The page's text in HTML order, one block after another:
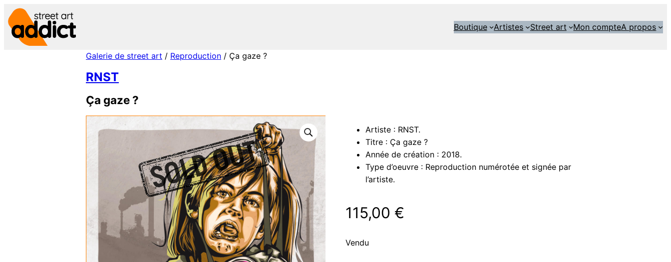
Aller
au
contenu
Boutique Artistes Street art Mon compteA propos
Galerie de street art / Reproduction / Ça gaze ?
RNST
Ça gaze ?
Artiste : RNST.
Titre : Ça gaze ?
Année de création : 2018.
Type d’oeuvre : Reproduction numérotée et signée par
l’artiste.
115,00 €
Vendu